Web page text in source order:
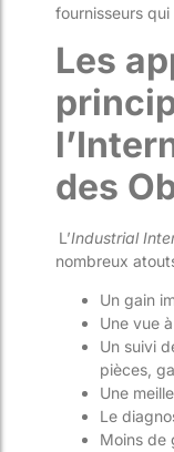
fournisseurs
Les
des
L’Industrial
nombreux
Un gain
Une vue
Un suivi
pièces,
Une
Le
Moins de